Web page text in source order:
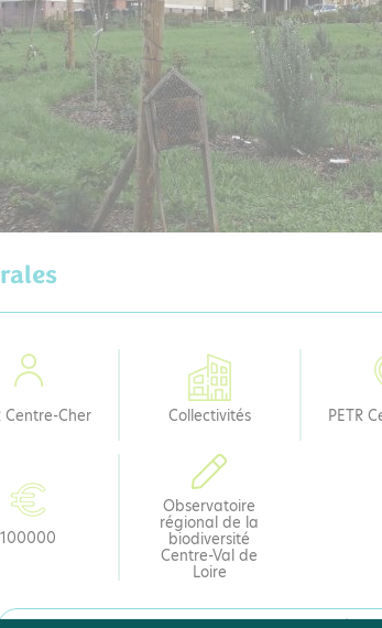
Centre-Cher Collectivités PETR
100000
Observatoire
régional de la
biodiversité
Centre-Val de
Loire